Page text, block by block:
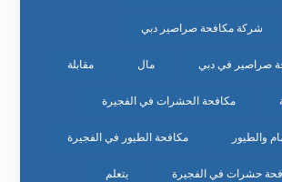
شركة مكافحة صراصير دبي
صراصير في دبي مال مقابلة
مكافحة الحشرات في الفجيرة
والطيور مكافحة الطيور في الفجيرة
حشرات في الفجيرة يتعلم